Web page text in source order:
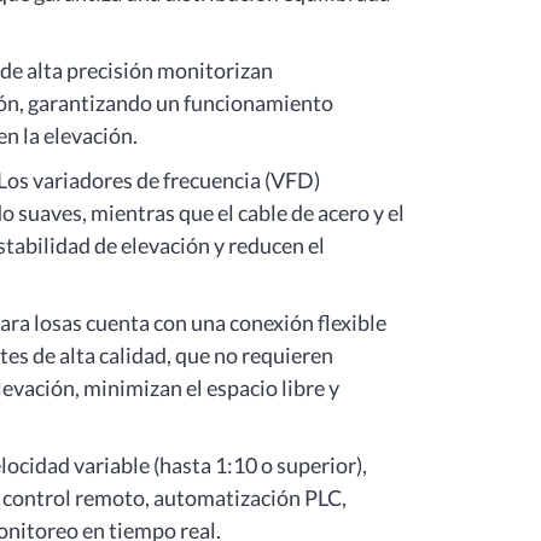
alta precisión monitorizan
garantizando un funcionamiento
la elevación.
variadores de frecuencia (VFD)
mientras que el cable de acero y el
de elevación y reducen el
losas cuenta con una conexión flexible
de alta calidad, que no requieren
minimizan el espacio libre y
variable (hasta 1:10 o superior),
remoto, automatización PLC,
en tiempo real.